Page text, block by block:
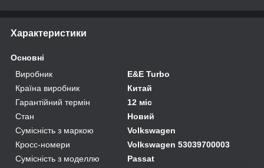
Характеристики
Основні
Виробник
E&E Turbo
Країна виробник
Китай
Гарантійний термін
12 міс
Стан
Новий
Сумісність з маркою
Volkswagen
Кросс-номери
Volkswagen 53039700003
Сумісність з моделлю
Passat